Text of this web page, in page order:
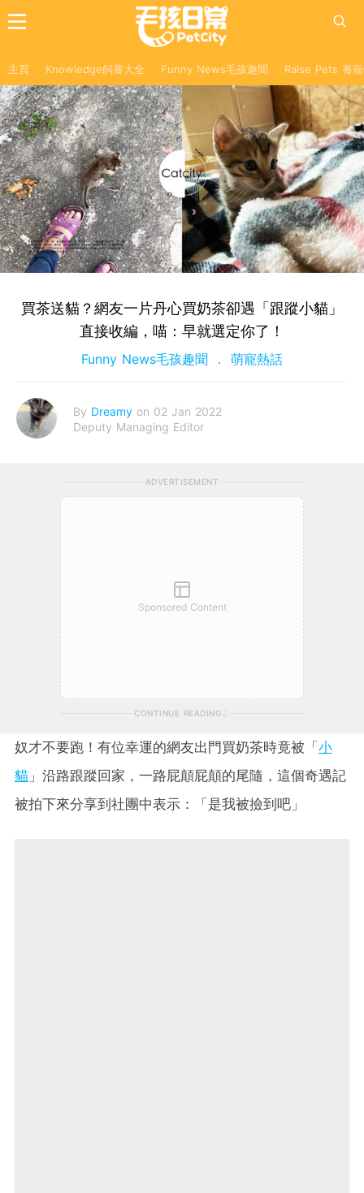
主頁 Knowledge飼養大全 Funny News毛孩趣聞 Raise Pets 養
買茶送貓？網友一片丹心買奶茶卻遇「跟蹤小貓」
直接收編，喵：早就選定你了！
Funny News毛孩趣聞 萌寵熱話
By Dreamy on 02 Jan 2022
Deputy Managing Editor
ADVERTISEMENT
Sponsored Content
CONTINUE READING
奴才不要跑！有位幸運的網友出門買奶茶時竟被「小
貓 」沿路跟蹤回家，一路屁顛屁顛的尾隨，這個奇遇記
被拍下來分享到社團中表示：「是我被撿到吧」